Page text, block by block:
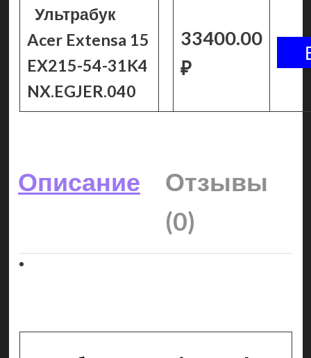
Ультрабук
Acer Extensa 15
EX215-54-31K4
NX.EGJER.040
33400.00
₽
Описание
Отзывы
(0)